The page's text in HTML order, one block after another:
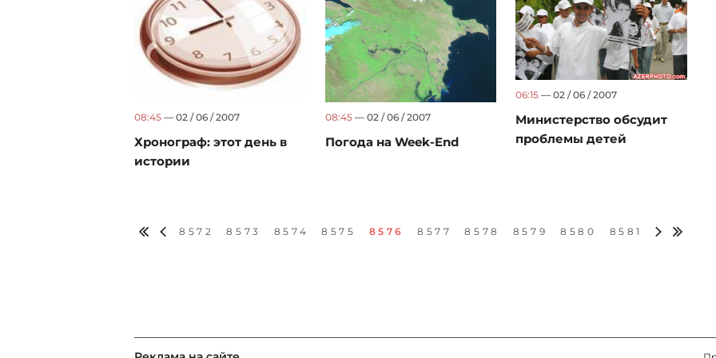
08:45 — 02 / 06 / 2007
Хронограф: этот день в
истории
08:45— 02 / 06 / 2007
Погода на Week-End
06:15 — 02 / 06 / 2007
Министерство обсудит
проблемы детей
8572 8573 8574 8575 8576 8577 8578 8579 8580 8581